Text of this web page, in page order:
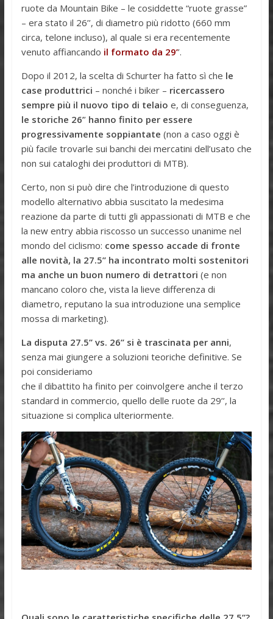
ruote da Mountain Bike – le cosiddette “ruote grasse”
– era stato il 26’’, di diametro più ridotto (660 mm
circa, telone incluso), al quale si era recentemente
venuto affiancando il formato da 29’’.
Dopo il 2012, la scelta di Schurter ha fatto sì che le
case produttrici – nonché i biker – ricercassero
sempre più il nuovo tipo di telaio e, di conseguenza,
le storiche 26’’ hanno finito per essere
progressivamente soppiantate (non a caso oggi è
più facile trovarle sui banchi dei mercatini dell’usato che
non sui cataloghi dei produttori di MTB).
Certo, non si può dire che l’introduzione di questo
modello alternativo abbia suscitato la medesima
reazione da parte di tutti gli appassionati di MTB e che
la new entry abbia riscosso un successo unanime nel
mondo del ciclismo: come spesso accade di fronte
alle novità, la 27.5’’ ha incontrato molti sostenitori
ma anche un buon numero di detrattori (e non
mancano coloro che, vista la lieve differenza di
diametro, reputano la sua introduzione una semplice
mossa di marketing).
La disputa 27.5’’ vs. 26’’ si è trascinata per anni,
senza mai giungere a soluzioni teoriche definitive. Se
poi consideriamo
che il dibattito ha finito per coinvolgere anche il terzo
standard in commercio, quello delle ruote da 29’’, la
situazione si complica ulteriormente.